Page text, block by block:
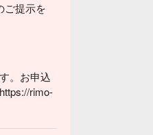
ご提示を
。お申込
rimo-